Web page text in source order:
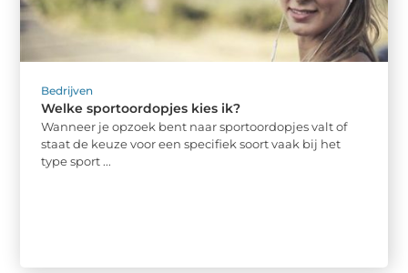
Bedrijven
Welke sportoordopjes kies ik?
Wanneer je opzoek bent naar sportoordopjes valt of
staat de keuze voor een specifiek soort vaak bij het
type sport ...